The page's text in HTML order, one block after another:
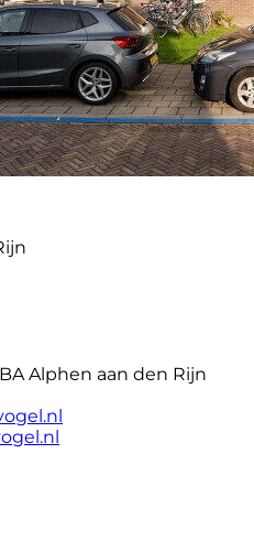
Alphen aan den Rijn